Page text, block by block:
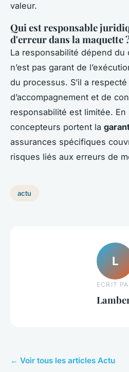
valeur.
Qui est responsable
d'erreur dans la maquette
La responsabilité dépend du
n’est pas garant de
du processus. S’il a
d’accompagnement et de
responsabilité est limitée.
concepteurs portent la
assurances spécifiques
risques liés aux erreurs de
actu
L
ECRIT
← Voir tous les articles Actu